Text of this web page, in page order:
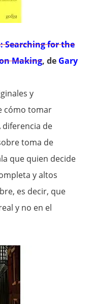
Searching for the
Making, de Gary
y
cómo tomar
diferencia de
toma de
que quien decide
y altos
es decir, que
y no en el